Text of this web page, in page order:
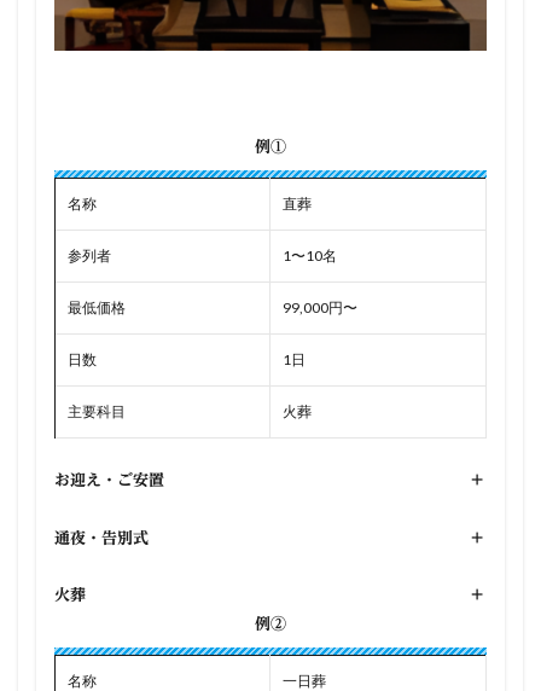
例①
名称 直葬
参列者 1〜10名
最低価格 99,000円〜
日数 1日
主要科目 火葬
お迎え・ご安置 +
通夜・告別式 +
火葬
+
例②
名称 一日葬